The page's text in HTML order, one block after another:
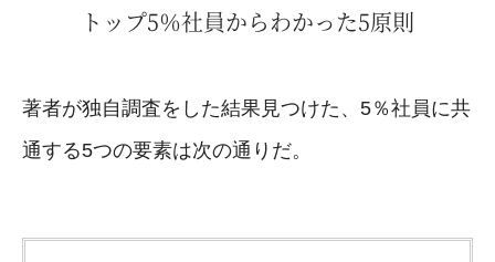
トップ5％社員からわかった5原則
著者が独自調査をした結果見つけた、5％社員に共
通する5つの要素は次の通りだ。